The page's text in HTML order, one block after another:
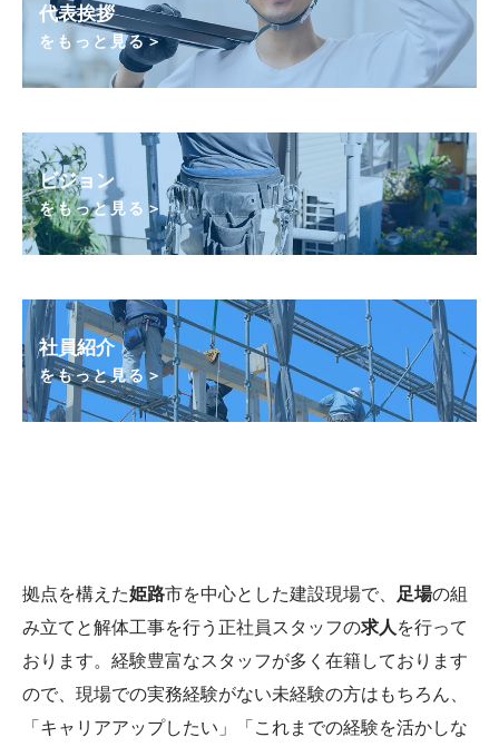
代表挨拶
をもっと見る＞
ビジョン
をもっと見る＞
社員紹介
をもっと見る＞
拠点を構えた姫路市を中心とした建設現場で、 足場の組
み立てと解体工事を行う正社員スタッフの求人を行って
おります。経験豊富なスタッフが多く在籍しております
ので、現場での実務経験がない未経験の方はもちろん、
「キャリアアップしたい」「これまでの経験を活かしな